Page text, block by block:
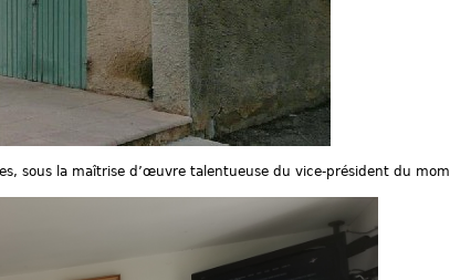
sous la maîtrise d’œuvre talentueuse du vice-président du